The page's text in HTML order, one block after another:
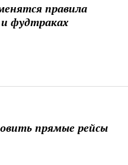
правила
фудтраках
прямые рейсы